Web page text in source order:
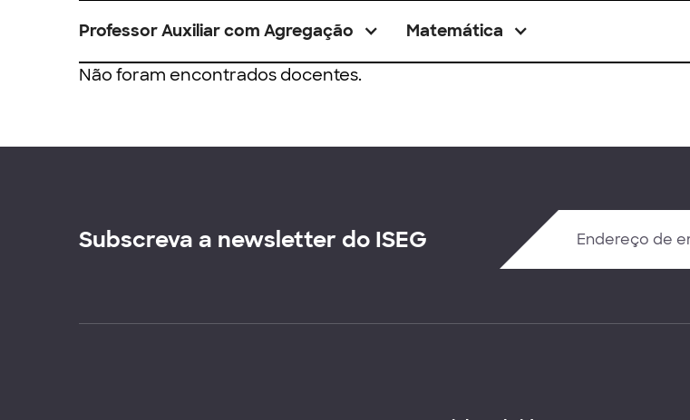
Professor Auxiliar com Agregação Matemática
Não foram encontrados docentes.
Subscreva a newsletter do ISEG